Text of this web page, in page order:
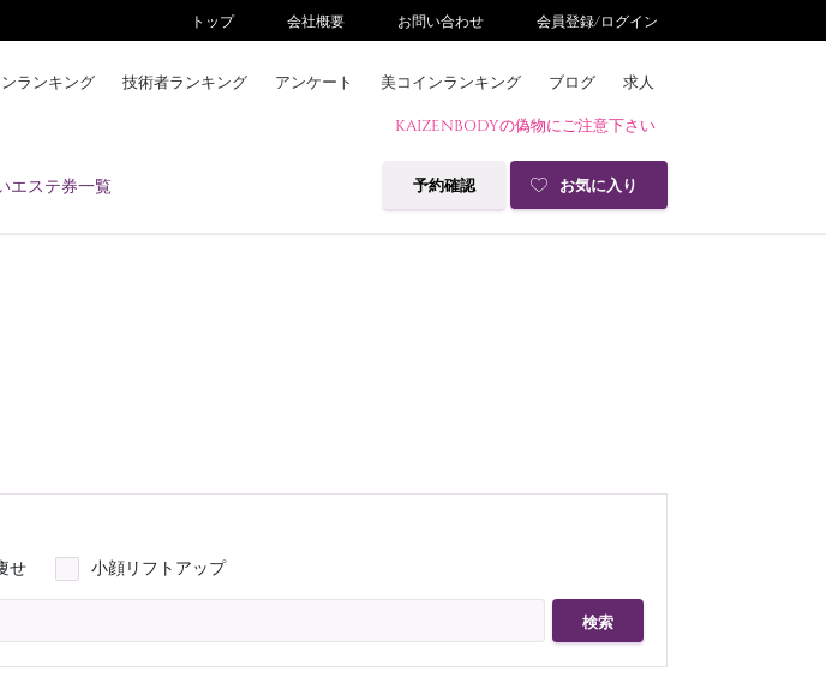
トップ 会社概要 お問い合わせ 会員登録/ログイン
ランキング 技術者ランキング アンケート 美コインランキング ブログ 求人
KAIZENBODYの偽物にご注意下さい
エステ券一覧 予約確認 お気に入り
い方法
方法
せ 小顔リフトアップ
検索